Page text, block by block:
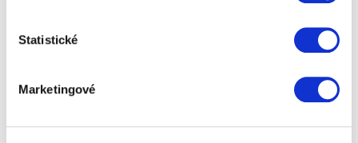
Statistické
Marketingové